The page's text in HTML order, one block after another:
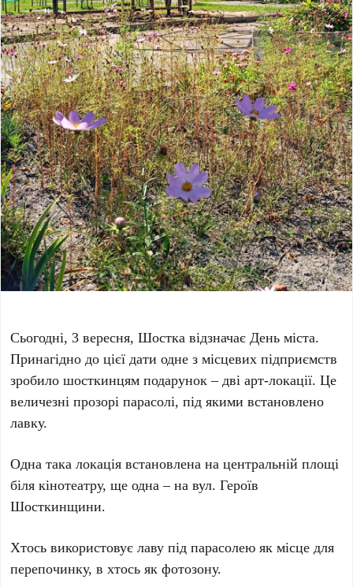
Сьогодні, 3 вересня, Шостка відзначає День міста.
Принагідно до цієї дати одне з місцевих підприємств
зробило шосткинцям подарунок – дві арт-локації. Це
величезні прозорі парасолі, під якими встановлено
лавку.
Одна така локація встановлена на центральній площі
біля кінотеатру, ще одна – на вул. Героїв
Шосткинщини.
Хтось використовує лаву під парасолею як місце для
перепочинку, в хтось як фотозону.